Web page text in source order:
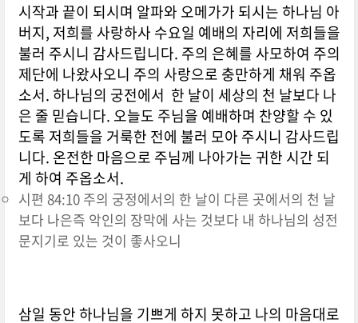
시작과 끝이 되시며 알파와 오메가가 되시는 하나님 아
버지, 저희를 사랑하사 수요일 예배의 자리에 저희들을
불러 주시니 감사드립니다. 주의 은혜를 사모하여 주의
제단에 나왔사오니 주의 사랑으로 충만하게 채워 주옵
소서. 하나님의 궁전에서 한 날이 세상의 천 날보다 나
은 줄 믿습니다. 오늘도 주님을 예배하며 찬양할 수 있
도록 저희들을 거룩한 전에 불러 모아 주시니 감사드립
니다. 온전한 마음으로 주님께 나아가는 귀한 시간 되
게 하여 주옵소서.
시편 84:10 주의 궁정에서의 한 날이 다른 곳에서의 천 날
보다 나은즉 악인의 장막에 사는 것보다 내 하나님의 성전
문지기로 있는 것이 좋사오니
삼일 동안 하나님을 기쁘게 하지 못하고 나의 마음대로